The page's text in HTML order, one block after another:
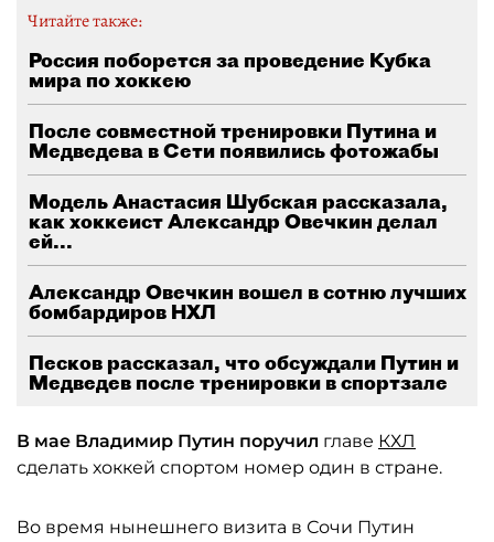
Читайте также:
Россия поборется за проведение Кубка
мира по хоккею
После совместной тренировки Путина и
Медведева в Сети появились фотожабы
Модель Анастасия Шубская рассказала,
как хоккеист Александр Овечкин делал
ей...
Александр Овечкин вошел в сотню лучших
бомбардиров НХЛ
Песков рассказал, что обсуждали Путин и
Медведев после тренировки в спортзале
В мае Владимир Путин поручил главе КХЛ
сделать хоккей спортом номер один в стране.
Во время нынешнего визита в Сочи Путин